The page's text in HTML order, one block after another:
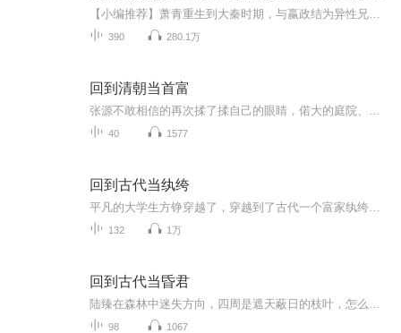
390 280.1万
回到清朝当首富
40 1577
回到古代当纨绔
132 1万
回到古代当昏君
98 1067